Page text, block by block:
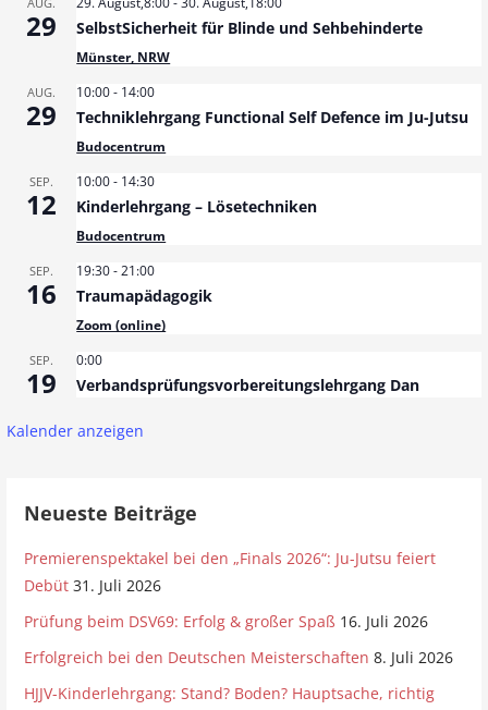
N
a
o
n
29 SelbstSicherheit für Blinde und Sehbehinderte
Münster, NRW
AUG.
29
10:00- 14:00
Techniklehrgang Functional Self Defence im Ju-Jutsu
Budocentrum
SEP.
12
10:00- 14:30
Kinderlehrgang – Lösetechniken
Budocentrum
SEP.
16
19:30-21:00
Traumapädagogik
Zoom (online)
SEP.
19
0:00
Verbandsprüfungsvorbereitungslehrgang Dan
Kalender anzeigen
Neueste Beiträge
Premierenspektakel bei den „Finals 2026“: Ju-Jutsu feiert
Debüt 31. Juli 2026
Prüfung beim DSV69: Erfolg & großer Spaß 16. Juli 2026
Erfolgreich bei den Deutschen Meisterschaften 8. Juli 2026
HJJV-Kinderlehrgang: Stand? Boden? Hauptsache, richtig